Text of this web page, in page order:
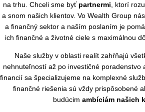
na trhu. Chceli sme byť partnermi , ktorí
a snom našich klientov. Vo Wealth Group
a finančný sektor a naším poslaním je
ich finančné a životné ciele s maximálnou
Naše služby v oblasti realít zahŕňajú
nehnuteľností až po investičné poradenstvo
financií sa špecializujeme na komplexné
finančné riešenia sú vždy prispôsobené
budúcim ambíciám našich